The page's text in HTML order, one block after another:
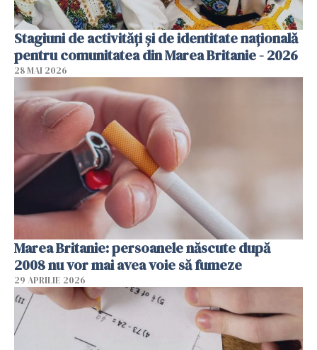
Stagiuni de activități și de identitate națională
pentru comunitatea din Marea Britanie - 2026
28 MAI 2026
Marea Britanie: persoanele născute după
2008 nu vor mai avea voie să fumeze
29 APRILIE 2026